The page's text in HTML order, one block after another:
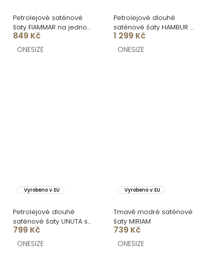
Petrolejové saténové
šaty FIAMMAR na jedno
rameno
849 Kč
ONESIZE
Petrolejové dlouhé
saténové šaty HAMBUR s
rozparkem
1 299 Kč
ONESIZE
Vyrobeno v EU
Petrolejové dlouhé
saténové šaty UNUTA s
odhalenými zády
799 Kč
ONESIZE
Vyrobeno v EU
Tmavě modré saténové
šaty MIRIAM
739 Kč
ONESIZE